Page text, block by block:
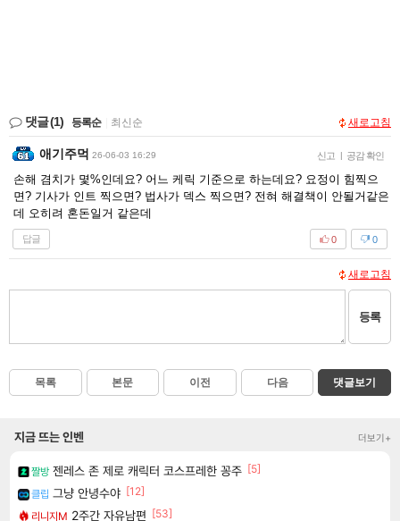
댓글(1) 등록순 최신순 새로고침
애기주먹 26-06-03 16:29 신고 | 공감 확인
손해 겸치가 몇%인데요? 어느 케릭 기준으로 하는데요? 요정이 힘찍으
면? 기사가 인트 찍으면? 법사가 덱스 찍으면? 전혀 해결책이 안될거같은
데 오히려 혼돈일거 같은데
답글 0
0
새로고침
등록
목록 본문 이전 다음 댓글보기
지금 뜨는 인벤 더보기+
짤방 젠레스 존 제로 캐릭터 코스프레한 꽁주 [5]
클립 그냥 안녕수야 [12]
리니지M 2주간 자유남편 [53]